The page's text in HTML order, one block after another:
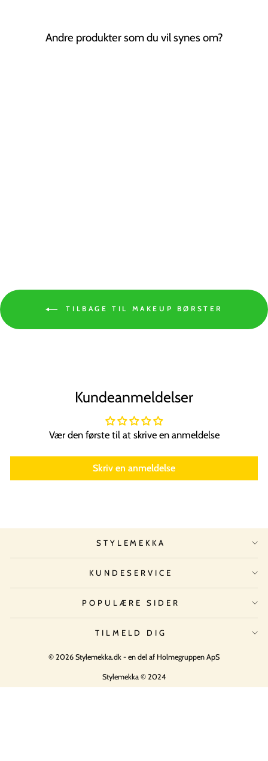
Andre produkter som du vil synes om?
TILBAGE TIL MAKEUP BØRSTER
Kundeanmeldelser
Vær den første til at skrive en anmeldelse
Skriv en anmeldelse
STYLEMEKKA
KUNDESERVICE
POPULÆRE SIDER
TILMELD DIG
© 2026 Stylemekka.dk - en del af Holmegruppen ApS
Stylemekka © 2024